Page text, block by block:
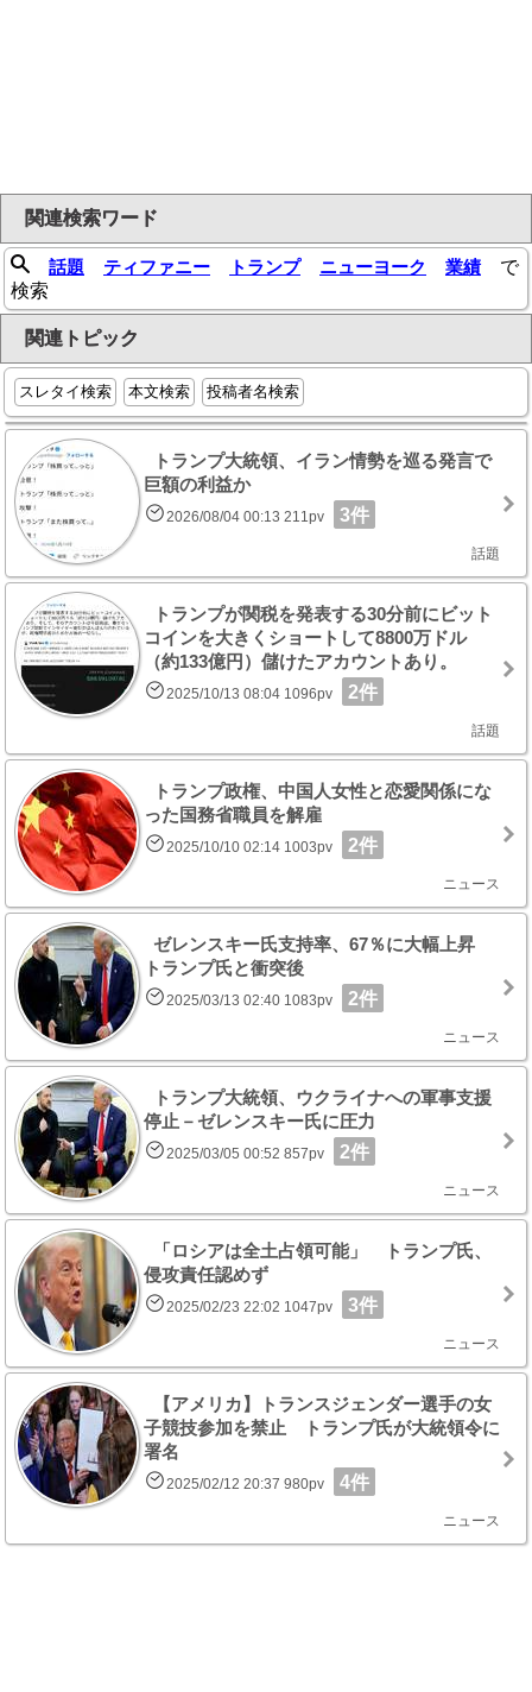
関連検索ワード
話題 ティファニー トランプ ニューヨーク 業績で
検索
関連トピック
スレタイ検索 本文検索 投稿者名検索
トランプ大統領、イラン情勢を巡る発言で
巨額の利益か
2026/08/04 00:13 211pv 3件
話題
トランプが関税を発表する30分前にビット
コインを大きくショートして8800万ドル
（約133億円）儲けたアカウントあり。
2025/10/13 08:04 1096pv 2件
話題
トランプ政権、中国人女性と恋愛関係にな
った国務省職員を解雇
2025/10/10 02:14 1003pv 2件
ニュース
ゼレンスキー氏支持率、67％に大幅上昇
トランプ氏と衝突後
2025/03/13 02:40 1083pv 2件
ニュース
トランプ大統領、ウクライナへの軍事支援
停止－ゼレンスキー氏に圧力
2025/03/05 00:52 857pv 2件
ニュース
「ロシアは全土占領可能」 トランプ氏、
侵攻責任認めず
2025/02/23 22:02 1047pv 3件
ニュース
【アメリカ】トランスジェンダー選手の女
子競技参加を禁止 トランプ氏が大統領令に
署名
2025/02/12 20:37 980pv 4件
ニュース